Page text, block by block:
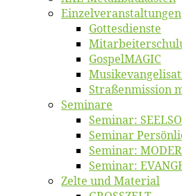
Einzelver­an­stal­tungen
Got­tes­diens­te
Gos­pel­MA­GIC
Straßenmis­sion
Se­mi­na­re
Se­mi­nar:
Se­mi­nar
Se­mi­nar:
Se­mi­nar:
Zel­te und Material